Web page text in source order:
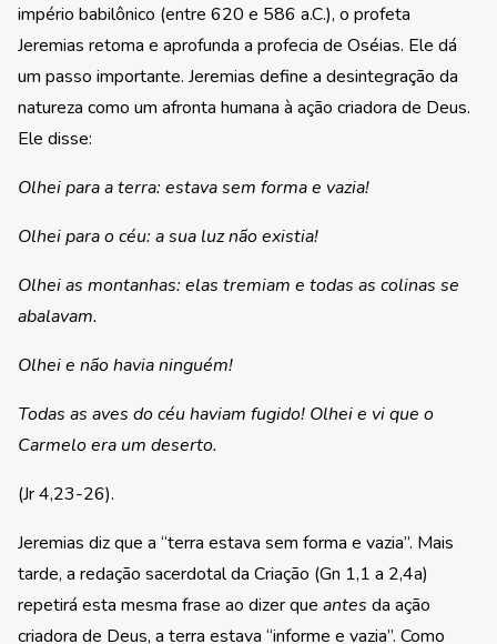
império babilônico (entre 620 e 586 a.C.), o profeta
Jeremias retoma e aprofunda a profecia de Oséias. Ele dá
um passo importante. Jeremias define a desintegração da
natureza como um afronta humana à ação criadora de Deus.
Ele disse:
Olhei para a terra: estava sem forma e vazia!
Olhei para o céu: a sua luz não existia!
Olhei as montanhas: elas tremiam e todas as colinas se
abalavam.
Olhei e não havia ninguém!
Todas as aves do céu haviam fugido! Olhei e vi que o
Carmelo era um deserto.
(Jr 4,23-26).
Jeremias diz que a “terra estava sem forma e vazia”. Mais
tarde, a redação sacerdotal da Criação (Gn 1,1 a 2,4a)
repetirá esta mesma frase ao dizer que antes da ação
criadora de Deus, a terra estava “informe e vazia”. Como